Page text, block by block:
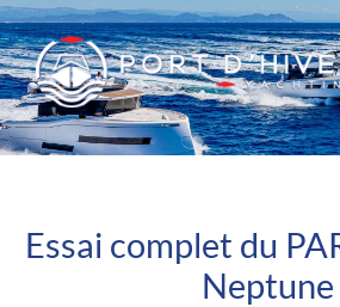
Essai complet du
Neptune